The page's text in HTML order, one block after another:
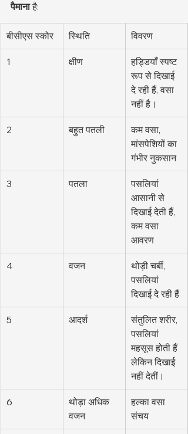
पैमाना है:
बीसीएस स्कोर स्थिति विवरण
1 क्षीण
हड्डियाँ स्पष्ट
रूप से दिखाई
दे रही हैं, वसा
नहीं है।
2 बहुत पतली
कम वसा,
मांसपेशियों का
गंभीर नुकसान
3 पतला
पसलियां
आसानी से
दिखाई देती हैं,
कम वसा
आवरण
4 वजन
थोड़ी चर्बी,
पसलियां
दिखाई दे रही हैं
5 आदर्श
संतुलित शरीर,
पसलियां
महसूस होती हैं
लेकिन दिखाई
नहीं देतीं।
6
थोड़ा अधिक
वजन
हल्का वसा
संचय